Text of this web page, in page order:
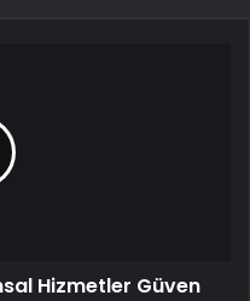
Hizmetler Güven